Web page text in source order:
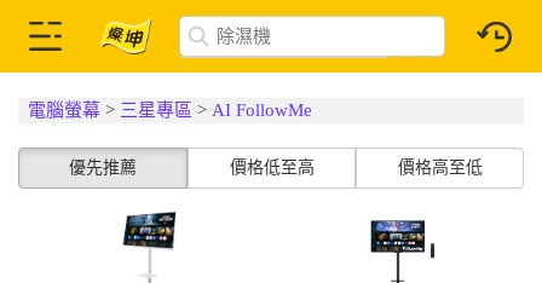
電腦螢幕 > 三星專區 > AI FollowMe
優先推薦 價格低至高 價格高至低